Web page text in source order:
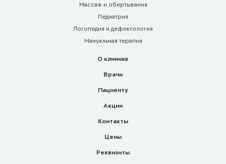
Массаж и обертывания
Педиатрия
Логопедия и дефектология
Мануальная терапия
О клинике
Врачи
Пациенту
Акции
Контакты
Цены
Реквизиты